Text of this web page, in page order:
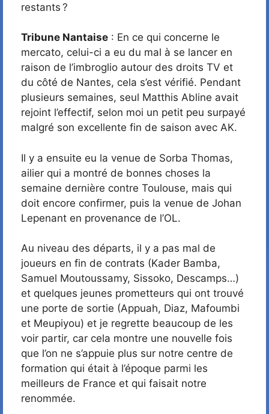
restants ?
Tribune Nantaise : En ce qui concerne le
mercato, celui-ci a eu du mal à se lancer en
raison de l’imbroglio autour des droits TV et
du côté de Nantes, cela s’est vérifié. Pendant
plusieurs semaines, seul Matthis Abline avait
rejoint l’effectif, selon moi un petit peu surpayé
malgré son excellente fin de saison avec AK.
Il y a ensuite eu la venue de Sorba Thomas,
ailier qui a montré de bonnes choses la
semaine dernière contre Toulouse, mais qui
doit encore confirmer, puis la venue de Johan
Lepenant en provenance de l’OL.
Au niveau des départs, il y a pas mal de
joueurs en fin de contrats (Kader Bamba,
Samuel Moutoussamy, Sissoko, Descamps…)
et quelques jeunes prometteurs qui ont trouvé
une porte de sortie (Appuah, Diaz, Mafoumbi
et Meupiyou) et je regrette beaucoup de les
voir partir, car cela montre une nouvelle fois
que l’on ne s’appuie plus sur notre centre de
formation qui était à l’époque parmi les
meilleurs de France et qui faisait notre
renommée.